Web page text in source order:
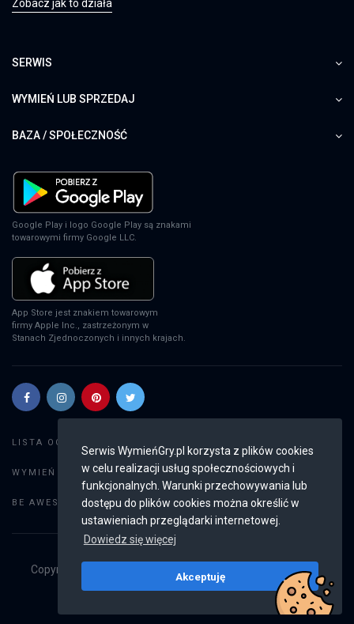
Serwis WymieńGry.pl korzysta z plików cookies
w celu realizacji usług społecznościowych i
funkcjonalnych. Warunki przechowywania lub
dostępu do plików cookies można określić w
ustawieniach przeglądarki internetowej.
Dowiedz się więcej
Akceptuję
Zobacz jak to działa
SERWIS
WYMIEŃ LUB SPRZEDAJ
BAZA / SPOŁECZNOŚĆ
Google Play i logo Google Play są znakami
towarowymi firmy Google LLC.
App Store jest znakiem towarowym
firmy Apple Inc., zastrzeżonym w
Stanach Zjednoczonych i innych krajach.
LISTA OGŁOSZEŃ:
WYMIEŃ GRY: Dodaj ogłoszenie
BE AWESOME: Weryfikacja konta
Copyright © 2019 - 2026
Wszystkie prawa
v2.8.3